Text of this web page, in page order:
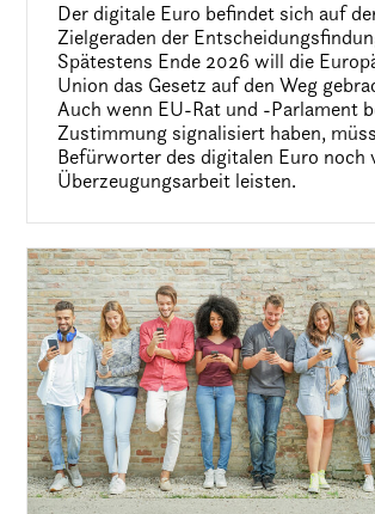
Der digitale Euro befindet sich auf
Zielgeraden der
Spätestens Ende 2026 will die
Union das Gesetz auf den Weg
Auch wenn EU-Rat und -Parlament
Zustimmung signalisiert haben,
Befürworter des digitalen Euro noch
Überzeugungsarbeit leisten.